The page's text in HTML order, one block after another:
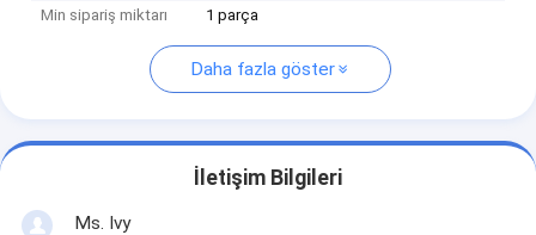
Min sipariş miktarı
1 parça
Daha fazla göster
İletişim Bilgileri
Ms. Ivy